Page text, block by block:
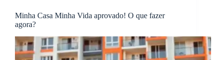
Minha Casa Minha Vida aprovado! O que fazer
agora?